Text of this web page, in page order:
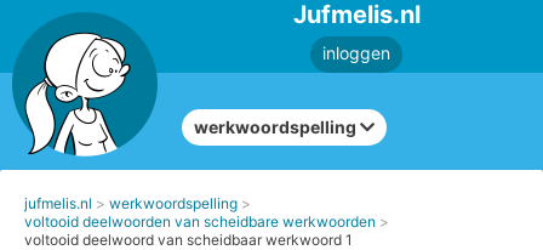
Jufmelis.nl
inloggen
werkwoordspelling
jufmelis.nl
werkwoordspelling
voltooid deelwoorden van scheidbare werkwoorden
voltooid deelwoord van scheidbaar werkwoord 1